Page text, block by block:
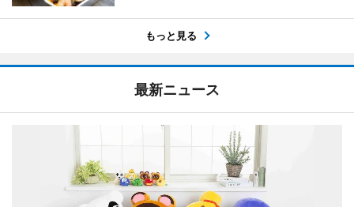
もっと見る
最新ニュース